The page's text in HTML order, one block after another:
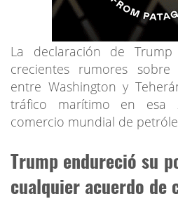
La declaración de
crecientes rumores
entre Washington y
tráfico marítimo en esa
comercio mundial de
Trump endureció su
cualquier acuerdo